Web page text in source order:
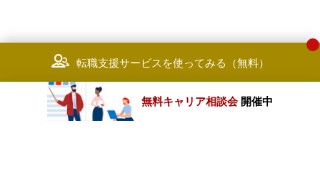
転職支援サービスを使ってみる（無料）
無料キャリア相談会 開催中